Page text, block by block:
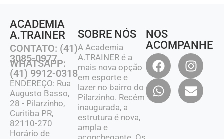
ACADEMIA
A.TRAINER
CONTATO: (41)
3085-0977
WHATSAPP:
(41) 9912-0318
ENDEREÇO: Rua
Augusto Basso,
28 - Pilarzinho,
Curitiba PR,
82110-270
Horário de
SOBRE NÓS
A Academia
A.TRAINER é a
mais nova opção
em esporte e
lazer no bairro do
Pilarzinho. Recém
inaugurada, a
estrutura é nova,
ampla e
NOS
ACOMPANHE